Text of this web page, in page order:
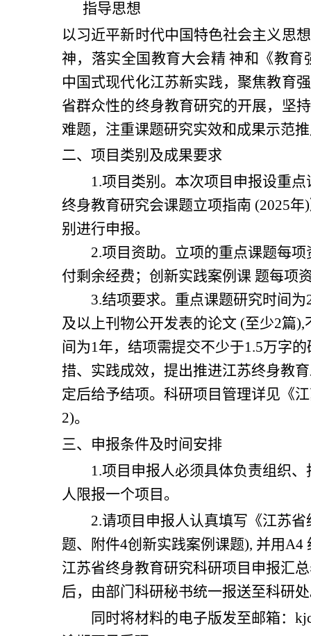
指导思想
以习近平新时代中国特色社会主义思
神，落实全国教育大会精 神和《教育
中国式现代化江苏新实践，聚焦教育
省群众性的终身教育研究的开展，坚
难题，注重课题研究实效和成果示范
二、项目类别及成果要求
1.项目类别。本次项目申报设重
终身教育研究会课题立项指南 (2025年)
别进行申报。
2.项目资助。立项的重点课题每项
付剩余经费；创新实践案例课 题每项
3.结项要求。重点课题研究时间为
及以上刊物公开发表的论文 (至少2篇),
间为1年，结项需提交不少于1.5万字
措、实践成效，提出推进江苏终身教
定后给予结项。科研项目管理详见《
2)。
三、申报条件及时间安排
1.项目申报人必须具体负责组织
人限报一个项目。
2.请项目申报人认真填写《江苏
题、附件4创新实践案例课题), 并用 A4
江苏省终身教育研究科研项目申报汇
后，由部门科研秘书统一报送至科研
同时将材料的电子版发至邮箱：